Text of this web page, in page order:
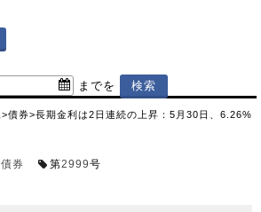
までを
>債券>長期金利は2日連続の上昇：5月30日、6.26%
債券 第2999号